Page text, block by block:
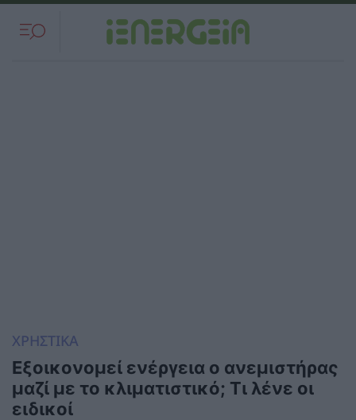
ΧΡΗΣΤΙΚΑ
Εξοικονομεί ενέργεια ο ανεμιστήρας
μαζί με το κλιματιστικό; Τι λένε οι
ειδικοί